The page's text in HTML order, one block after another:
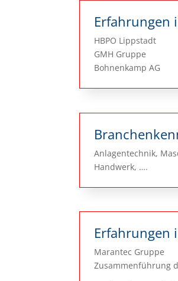
Erfahrungen
HBPO Lippstadt
GMH Gruppe
Bohnenkamp AG
Anlagentechnik,
Handwerk, ….
Erfahrungen
Marantec Gruppe
Zusammenführung